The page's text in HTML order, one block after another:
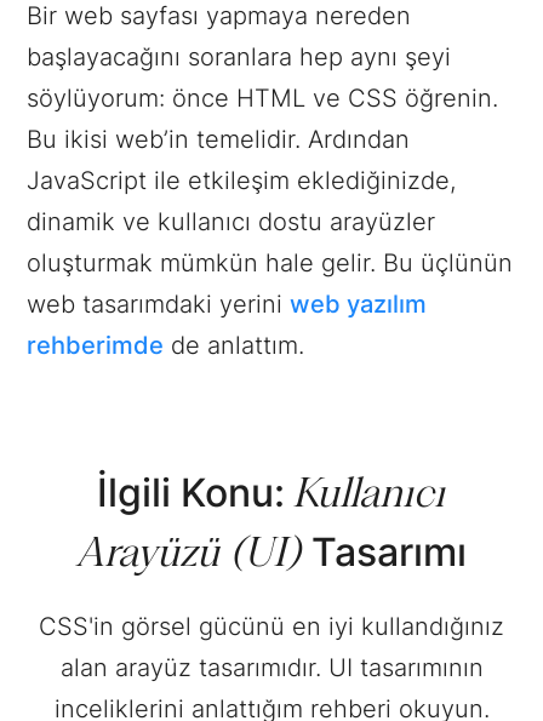
Bir web sayfası yapmaya nereden
başlayacağını soranlara hep aynı şeyi
söylüyorum: önce HTML ve CSS öğrenin.
Bu ikisi web’in temelidir. Ardından
JavaScript ile etkileşim eklediğinizde,
dinamik ve kullanıcı dostu arayüzler
oluşturmak mümkün hale gelir. Bu üçlünün
web tasarımdaki yeriniweb yazılım
rehberimde de anlattım.
İlgili Konu:Kullanıcı
Arayüzü (UI)Tasarımı
CSS'in görsel gücünü en iyi kullandığınız
alan arayüz tasarımıdır. UI tasarımının
inceliklerini anlattığım rehberi okuyun.